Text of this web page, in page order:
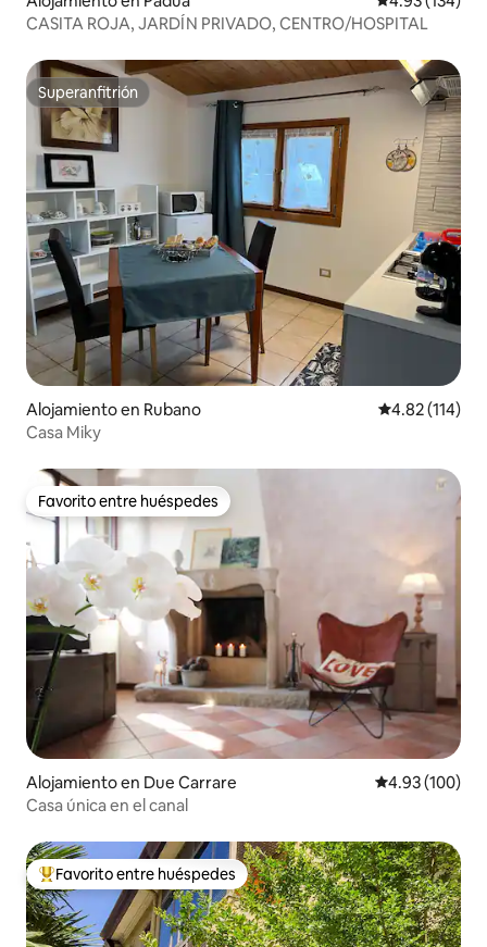
CASITA ROJA, JARDÍN PRIVADO, CENTRO/HOSPITAL
Superanfitrión
Superanfitrión
Alojamiento en Rubano Calificación
4.82 (114)
Casa Miky
Favorito entre huéspedes
Favorito entre huéspedes
Alojamiento en Due Carrare Calificación
4.93 (100)
Casa única en el canal
Favorito entre huéspedes preferido
Favorito entre huéspedes